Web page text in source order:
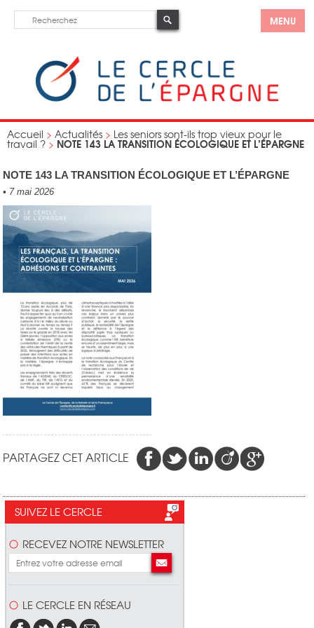
MENU
Accueil > Actualités > Les seniors sont-ils trop vieux pour le
travail ? > NOTE 143 LA TRANSITION ÉCOLOGIQUE ET L’ÉPARGNE
NOTE 143 LA TRANSITION ÉCOLOGIQUE ET L’ÉPARGNE
• 7 mai 2026
PARTAGEZ CET ARTICLE
SUIVEZ LE CERCLE
RECEVEZ NOTRE NEWSLETTER
LE CERCLE EN RÉSEAU